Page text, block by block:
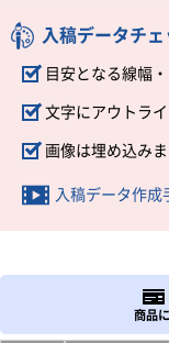
入稿データチ
目安となる線幅
文字にアウトラ
画像は埋め込み
入稿データ作成
商品